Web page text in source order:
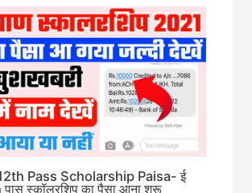
Pass Scholarship Paisa- ई
स्कॉलरशिप का पैसा आना शुरू